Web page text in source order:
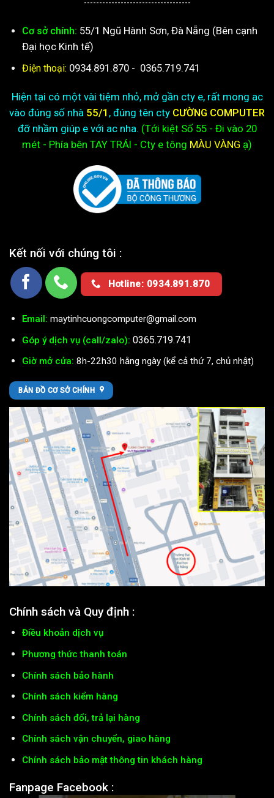
-----------------------------------
Cơ sở chính: 55/1 Ngũ Hành Sơn, Đà Nẵng (Bên cạnh
Đại học Kinh tế)
Điện thoại: 0934.891.870 - 0365.719.741
Hiện tại có một vài tiệm nhỏ, mở gần cty e, rất mong ac
vào đúng số nhà 55/1 , đúng tên cty CƯỜNG COMPUTER
đỡ nhầm giúp e với ac nha. (Tới kiệtSố 55 - Đi vào 20
mét - Phía bên TAY TRÁI - Cty e tông MÀU VÀNG ạ)
Kết nối với chúng tôi :
Hotline: 0934.891.870
Email: maytinhcuongcomputer@gmail.com
Góp ý dịch vụ (call/zalo): 0365.719.741
Giờ mở cửa: 8h-22h30 hằng ngày (kể cả thứ 7, chủ nhật)
BẢN ĐỒ CƠ SỞ CHÍNH
Chính sách và Quy định :
Điều khoản dịch vụ
Phương thức thanh toán
Chính sách bảo hành
Chính sách kiểm hàng
Chính sách đổi, trả lại hàng
Chính sách vận chuyển, giao hàng
Chính sách bảo mật thông tin khách hàng
Fanpage Facebook :